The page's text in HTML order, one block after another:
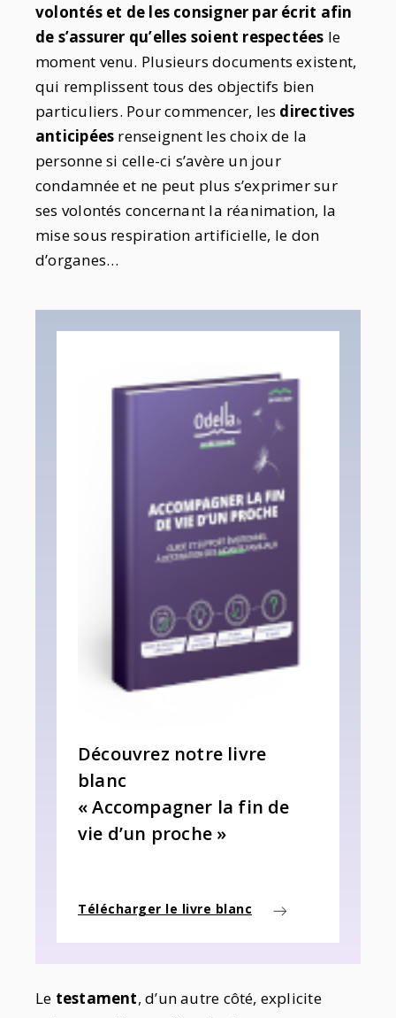
volontés et de les consigner par écrit afin
de s’assurer qu’elles soient respectées le
moment venu. Plusieurs documents existent,
qui remplissent tous des objectifs bien
particuliers. Pour commencer, les directives
anticipées renseignent les choix de la
personne si celle-ci s’avère un jour
condamnée et ne peut plus s’exprimer sur
ses volontés concernant la réanimation, la
mise sous respiration artificielle, le don
d’organes…
Découvrez notre livre
blanc
« Accompagner la fin de
vie d’un proche »
Télécharger le livre blanc
Le testament, d’un autre côté, explicite